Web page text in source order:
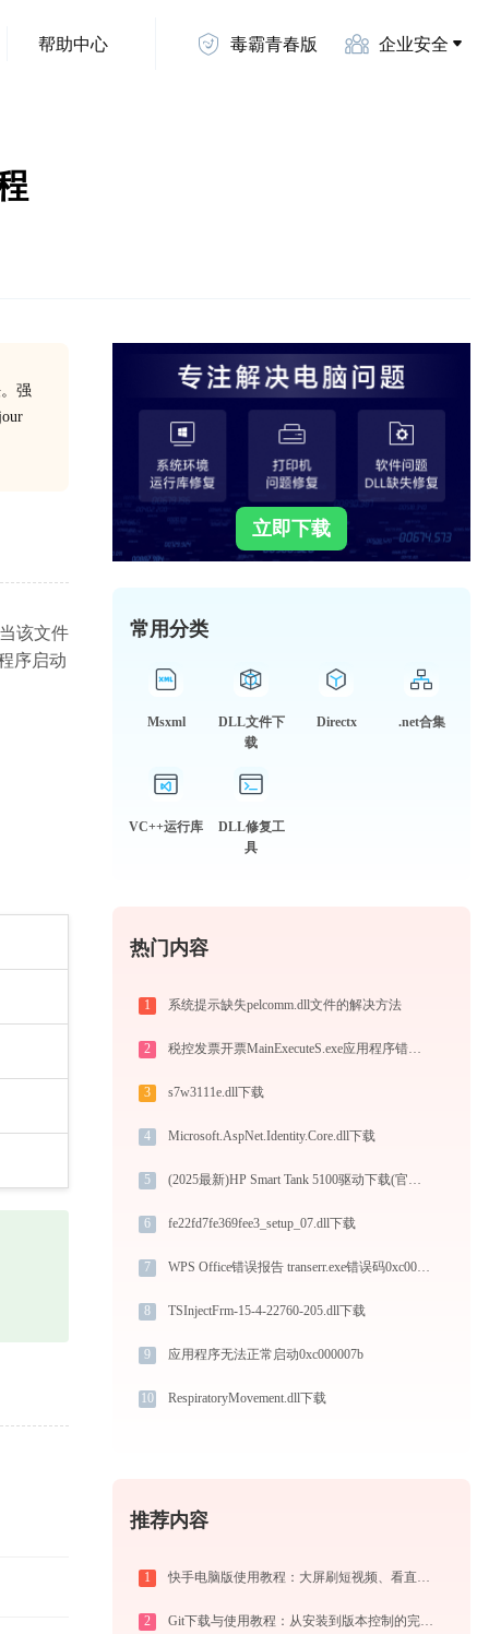
帮助中心 毒霸青春版 企业安全
强
该文件
序启动
立即下载
常用分类
Msxml
DLL文件下
载
Directx .net合集
VC++运行库
DLL修复工
具
热门内容
1 系统提示缺失pelcomm.dll文件的解决方法
2 税控发票开票MainExecuteS.exe应用程序错误0xc000000d解决方法
3 s7w3111e.dll下载
4 Microsoft.AspNet.Identity.Core.dll下载
5 (2025最新)HP Smart Tank 5100驱动下载(官方)-支持Win10/Win11
6 fe22fd7fe369fee3_setup_07.dll下载
7 WPS Office错误报告 transerr.exe错误码0xc000000d处理办法
8 TSInjectFrm-15-4-22760-205.dll下载
9 应用程序无法正常启动0xc000007b
10 RespiratoryMovement.dll下载
推荐内容
1 快手电脑版使用教程：大屏刷短视频、看直播与PC直播伴侣一站式指南
2 Git下载与使用教程：从安装到版本控制的完整指南